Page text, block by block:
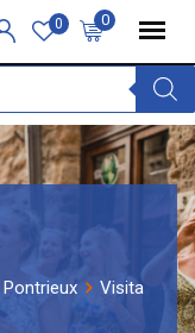
0
0
Pontrieux
Visita